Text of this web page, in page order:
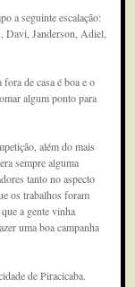
a seguinte escalação:
Janderson, Adiel,
de casa é boa e o
algum ponto para
além do mais
sempre alguma
tanto no aspecto
os trabalhos foram
a gente vinha
uma boa campanha
de Piracicaba.